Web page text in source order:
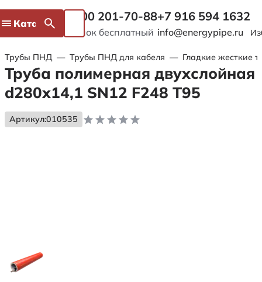
Каталог 8 800 201-70-88
Звонок бесплатный
+7 916 594 1632
info@energypipe.ru
Трубы ПНД — Трубы ПНД для кабеля — Гладкие жесткие
Труба полимерная двухслойная
d280х14,1 SN12 F248 Т95
Артикул:010535